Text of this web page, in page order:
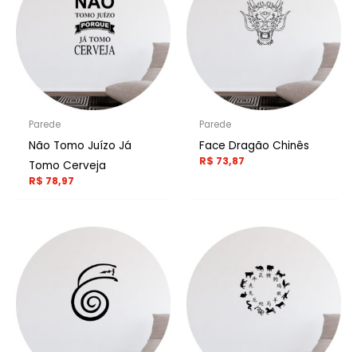
Parede
Não Tomo Juízo Já
Tomo Cerveja
R$ 78,97
Parede
Face Dragão Chinês
R$ 73,87